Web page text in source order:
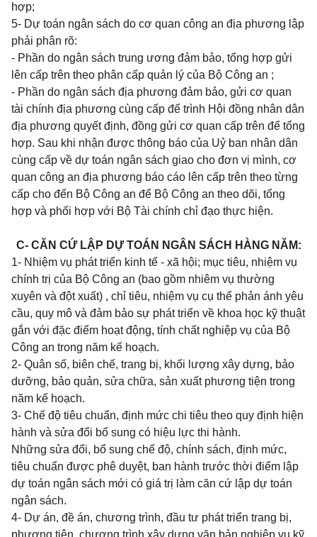
hợp;
5- Dự toán ngân sách do cơ quan công an địa phương lập
phải phân rõ:
- Phần do ngân sách trung ương đảm bảo, tổng hợp gửi
lên cấp trên theo phân cấp quản lý của Bộ Công an ;
- Phần do ngân sách địa phương đảm bảo, gửi cơ quan
tài chính địa phương cùng cấp để trình Hội đồng nhân dân
địa phương quyết định, đồng gửi cơ quan cấp trên để tổng
hợp. Sau khi nhận được thông báo của Uỷ ban nhân dân
cùng cấp về dự toán ngân sách giao cho đơn vị mình, cơ
quan công an địa phương báo cáo lên cấp trên theo từng
cấp cho đến Bộ Công an để Bộ Công an theo dõi, tổng
hợp và phối hợp với Bộ Tài chính chỉ đạo thực hiện.
C- CĂN CỨ LẬP DỰ TOÁN NGÂN SÁCH HÀNG NĂM:
1- Nhiệm vụ phát triển kinh tế - xã hội; mục tiêu, nhiệm vụ
chính trị của Bộ Công an (bao gồm nhiêm vụ thường
xuyên và đột xuất) , chỉ tiêu, nhiệm vụ cụ thể phản ánh yêu
cầu, quy mô và đảm bảo sự phát triển về khoa học kỹ thuật
gắn với đặc điểm hoạt động, tính chất nghiệp vụ của Bộ
Công an trong năm kế hoạch.
2- Quân số, biên chế, trang bị, khối lượng xây dựng, bảo
dưỡng, bảo quản, sửa chữa, sản xuất phương tiện trong
năm kế hoạch.
3- Chế độ tiêu chuẩn, định mức chi tiêu theo quy định hiện
hành và sửa đổi bổ sung có hiệu lực thi hành.
Những sửa đổi, bổ sung chế độ, chính sách, định mức,
tiêu chuẩn được phê duyệt, ban hành trước thời điểm lập
dự toán ngân sách mới có giá trị làm căn cứ lập dự toán
ngân sách.
4- Dự án, đề án, chương trình, đầu tư phát triển trang bị,